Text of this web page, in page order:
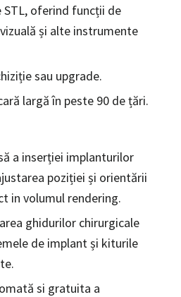
STL, oferind funcții de
și alte instrumente
sau upgrade.
largă în peste 90 de țări.
a inserției implanturilor
poziției și orientării
in volumul rendering.
ghidurilor chirurgicale
de implant și kiturile
si gratuita a